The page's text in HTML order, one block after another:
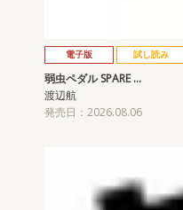
電子版 試し読み
弱虫ペダル SPARE …
渡辺航
発売日：2026.08.06